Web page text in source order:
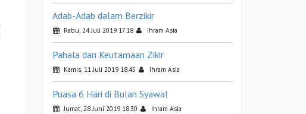
Adab-Adab dalam Berzikir
Rabu, 24 Juli 2019 17.18 Ihram Asia
Pahala dan Keutamaan Zikir
Kamis, 11 Juli 2019 18.45 Ihram Asia
Puasa 6 Hari di Bulan Syawal
Jumat, 28 Juni 2019 18.30 Ihram Asia